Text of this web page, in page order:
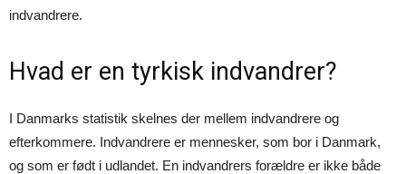
indvandrere.
Hvad er en tyrkisk indvandrer?
I Danmarks statistik skelnes der mellem indvandrere og
efterkommere. Indvandrere er mennesker, som bor i Danmark,
og som er født i udlandet. En indvandrers forældre er ikke både